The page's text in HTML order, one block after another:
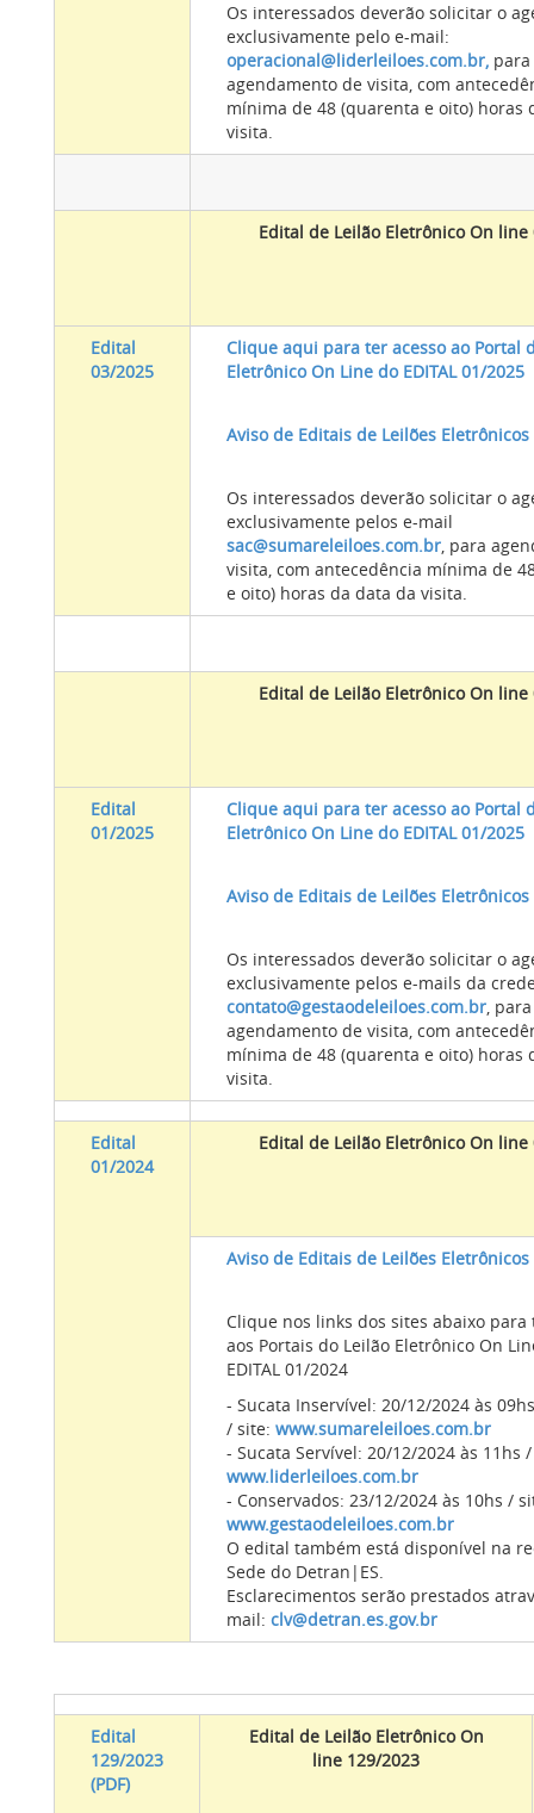
Os interessados deverão solicitar o
exclusivamente pelo e-mail:
operacional@liderleiloes.com.br, para
agendamento de visita, com
mínima de 48 (quarenta e oito) horas
visita.
Edital de Leilão Eletrônico On line
Edital
03/2025
Clique aqui para ter acesso ao Portal
Eletrônico On Line do EDITAL 01/2025
Aviso de Editais de Leilões Eletrônicos
Os interessados deverão solicitar o
exclusivamente pelos e-mail
sac@sumareleiloes.com.br, para
visita, com antecedência mínima de
e oito) horas da data da visita.
Edital de Leilão Eletrônico On line
Edital
01/2025
Clique aqui para ter acesso ao Portal
Eletrônico On Line do EDITAL 01/2025
Aviso de Editais de Leilões Eletrônicos
Os interessados deverão solicitar o
exclusivamente pelos e-mails da
contato@gestaodeleiloes.com.br, para
agendamento de visita, com
mínima de 48 (quarenta e oito) horas
visita.
Edital
01/2024
Edital de Leilão Eletrônico On line
Aviso de Editais de Leilões Eletrônicos
Clique nos links dos sites abaixo para
aos Portais do Leilão Eletrônico On
EDITAL 01/2024
- Sucata Inservível: 20/12/2024 às 09hs
/ site: www.sumareleiloes.com.br
- Sucata Servível: 20/12/2024 às 11hs
www.liderleiloes.com.br
- Conservados: 23/12/2024 às 10hs /
www.gestaodeleiloes.com.br
O edital também está disponível na
Sede do Detran|ES.
Esclarecimentos serão prestados
mail: clv@detran.es.gov.br
Edital
129/2023
(PDF)
Edital de Leilão Eletrônico On
line 129/2023